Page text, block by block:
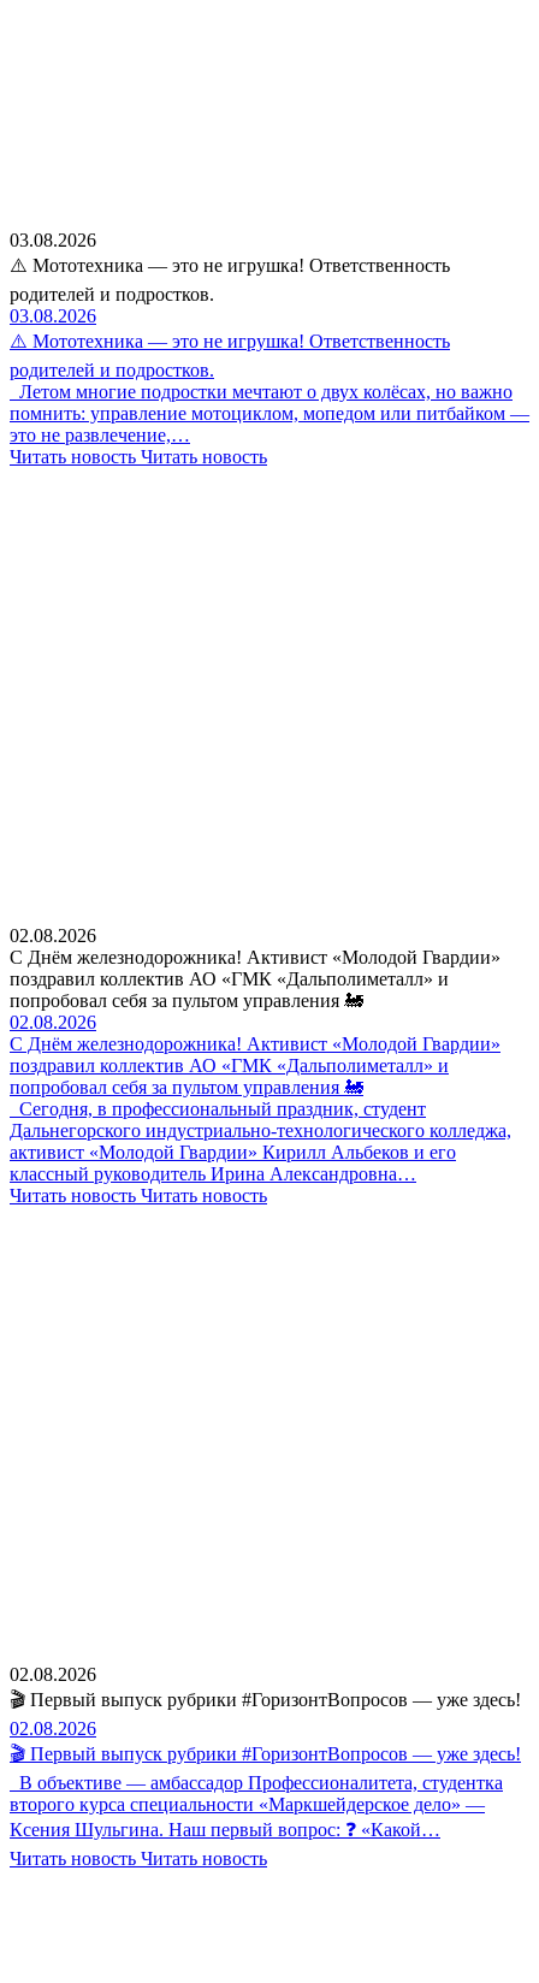
03.08.2026
⚠️ Мототехника — это не игрушка! Ответственность
родителей и подростков.
03.08.2026
⚠️ Мототехника — это не игрушка! Ответственность
родителей и подростков.
Летом многие подростки мечтают о двух колёсах, но важно
помнить: управление мотоциклом, мопедом или питбайком —
это не развлечение,…
Читать новость Читать новость
02.08.2026
С Днём железнодорожника! Активист «Молодой Гвардии»
поздравил коллектив АО «ГМК «Дальполиметалл» и
попробовал себя за пультом управления 🚂
02.08.2026
С Днём железнодорожника! Активист «Молодой Гвардии»
поздравил коллектив АО «ГМК «Дальполиметалл» и
попробовал себя за пультом управления 🚂
Сегодня, в профессиональный праздник, студент
Дальнегорского индустриально-технологического колледжа,
активист «Молодой Гвардии» Кирилл Альбеков и его
классный руководитель Ирина Александровна…
Читать новость Читать новость
02.08.2026
🎬 Первый выпуск рубрики #ГоризонтВопросов — уже здесь!
02.08.2026
🎬 Первый выпуск рубрики #ГоризонтВопросов — уже здесь!
В объективе — амбассадор Профессионалитета, студентка
второго курса специальности «Маркшейдерское дело» —
Ксения Шульгина. Наш первый вопрос: ❓ «Какой…
Читать новость Читать новость